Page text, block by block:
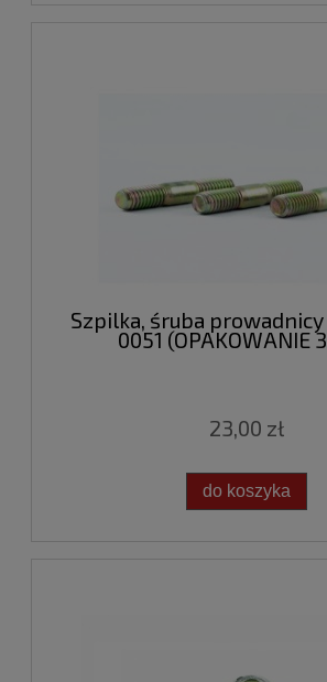
Szpilka, śruba prowadnicy
0051 (OPAKOWANIE
23,00 zł
do koszyka